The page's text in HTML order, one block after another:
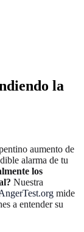
la
aumento de
alarma de tu
los
Nuestra
mide
a entender su